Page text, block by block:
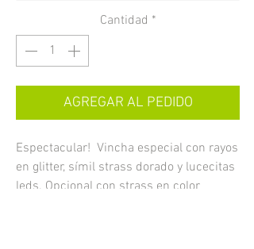
Cantidad *
AGREGAR AL PEDIDO
Espectacular! Vincha especial con rayos
en glitter, símil strass dorado y lucecitas
leds. Opcional con strass en color